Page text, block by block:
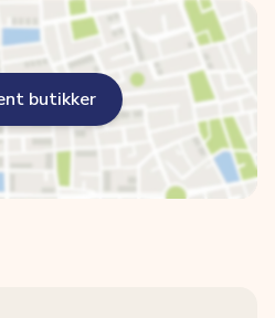
butikker